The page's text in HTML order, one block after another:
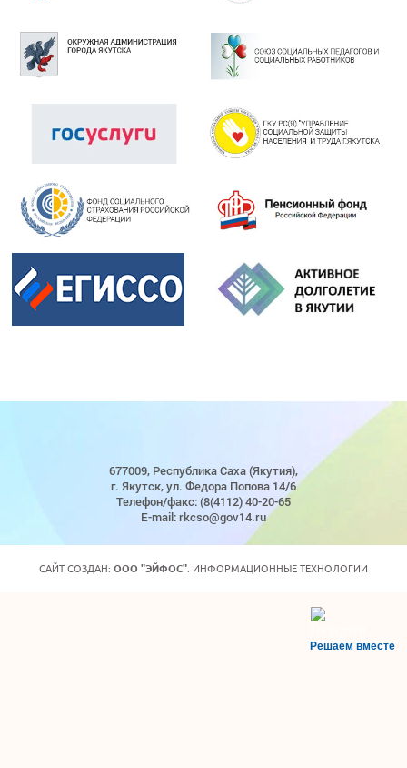
677009, Республика Саха (Якутия),
г. Якутск, ул. Федора Попова 14/6
Телефон/факс: (8(4112) 40-20-65
E-mail: rkcso@gov14.ru
САЙТ СОЗДАН: ООО "ЭЙФОС" . ИНФОРМАЦИОННЫЕ ТЕХНОЛОГИИ
Решаем вместе